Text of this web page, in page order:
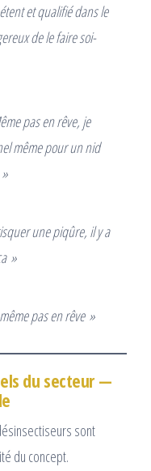
et qualifié dans le
de le faire soi-
pas en rêve, je
même pour un nid
une piqûre, il y a
»
pas en rêve »
du secteur —
sont
du concept.